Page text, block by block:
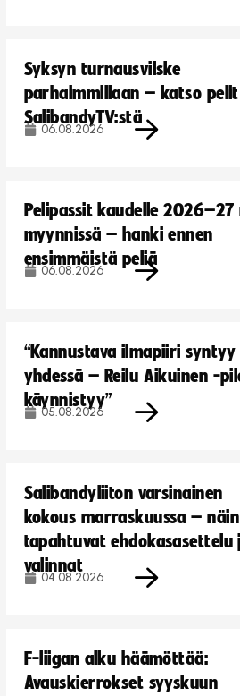
Syksyn turnausvilske
parhaimmillaan – katso pelit
SalibandyTV:stä
06.08.2026
Pelipassit kaudelle
myynnissä – hanki ennen
ensimmäistä peliä
06.08.2026
“Kannustava ilmapiiri syntyy
yhdessä – Reilu Aikuinen -
käynnistyy”
05.08.2026
Salibandyliiton varsinainen
kokous marraskuussa – näin
tapahtuvat ehdokasasettelu
valinnat
04.08.2026
F-liigan alku häämöttää:
Avauskierrokset syyskuun